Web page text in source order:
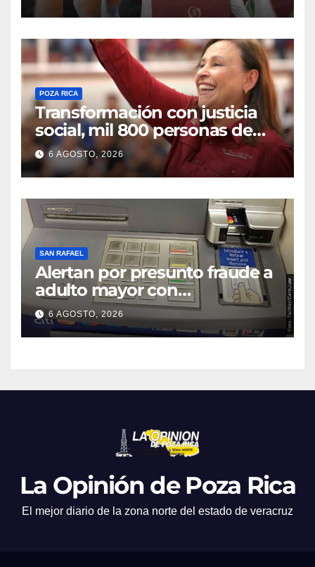
POZA RICA
Transformación con justicia
social, mil 800 personas de
siete municipios reciben
Apoyo a la Palabra: Rocío
Nahle
6 AGOSTO, 2026
SAN RAFAEL
Alertan por presunto fraude a
adulto mayor con
discapacidad visual en cajero
bancario
6 AGOSTO, 2026
La Opinión de Poza Rica
El mejor diario de la zona norte del estado de veracruz